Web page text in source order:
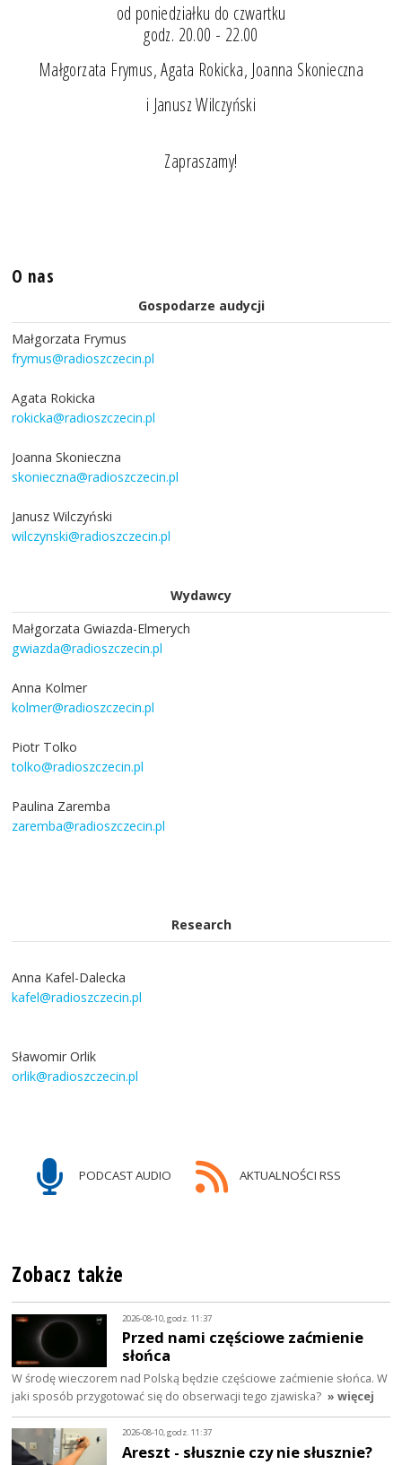
od poniedziałku do czwartku
godz. 20.00 - 22.00
Małgorzata Frymus, Agata Rokicka, Joanna Skonieczna
i Janusz Wilczyński
Zapraszamy!
O nas
Gospodarze audycji
Małgorzata Frymus
frymus@radioszczecin.pl
Agata Rokicka
rokicka@radioszczecin.pl
Joanna Skonieczna
skonieczna@radioszczecin.pl
Janusz Wilczyński
wilczynski@radioszczecin.pl
Wydawcy
Małgorzata Gwiazda-Elmerych
gwiazda@radioszczecin.pl
Anna Kolmer
kolmer@radioszczecin.pl
Piotr Tolko
tolko@radioszczecin.pl
Paulina Zaremba
zaremba@radioszczecin.pl
Research
Anna Kafel-Dalecka
kafel@radioszczecin.pl
Sławomir Orlik
orlik@radioszczecin.pl
PODCAST AUDIO AKTUALNOŚCI RSS
Zobacz także
2026-08-10, godz. 11:37
Przed nami częściowe zaćmienie
słońca
W środę wieczorem nad Polską będzie częściowe zaćmienie słońca. W
jaki sposób przygotować się do obserwacji tego zjawiska? » więcej
2026-08-10, godz. 11:37
Areszt - słusznie czy nie słusznie?